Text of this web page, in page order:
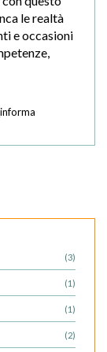
le realtà
e occasioni
(3)
(1)
(1)
(2)